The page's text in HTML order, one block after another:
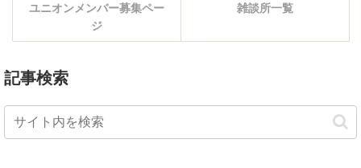
ユニオンメンバー募集ペー
ジ
雑談所一覧
記事検索